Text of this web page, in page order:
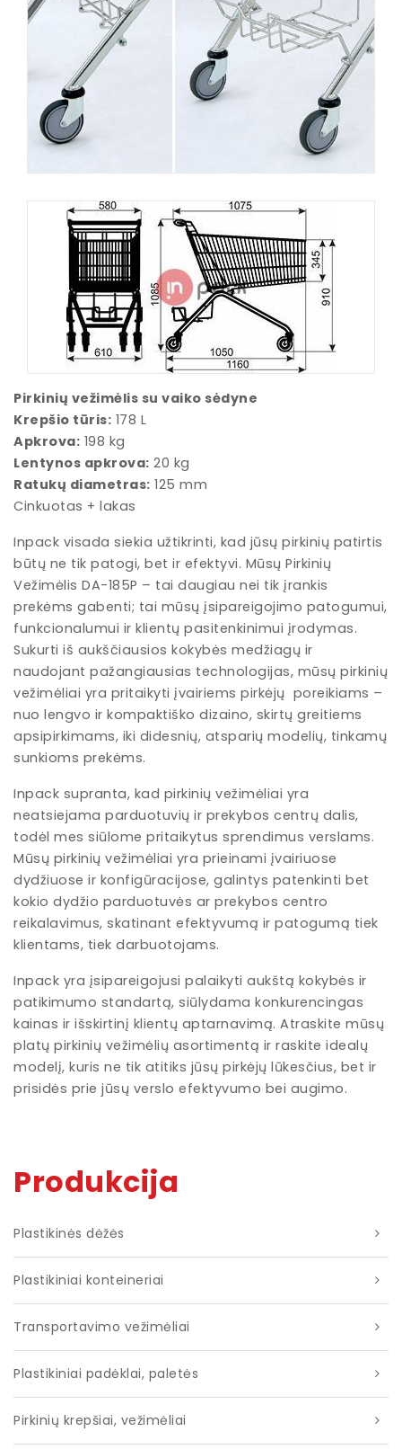
Pirkinių vežimėlis su vaiko sėdyne
Krepšio tūris: 178 L
Apkrova: 198 kg
Lentynos apkrova: 20 kg
Ratukų diametras: 125 mm
Cinkuotas + lakas
Inpack visada siekia užtikrinti, kad jūsų pirkinių patirtis
būtų ne tik patogi, bet ir efektyvi. Mūsų Pirkinių
Vežimėlis DA-185P – tai daugiau nei tik įrankis
prekėms gabenti; tai mūsų įsipareigojimo patogumui,
funkcionalumui ir klientų pasitenkinimui įrodymas.
Sukurti iš aukščiausios kokybės medžiagų ir
naudojant pažangiausias technologijas, mūsų pirkinių
vežimėliai yra pritaikyti įvairiems pirkėjų poreikiams –
nuo lengvo ir kompaktiško dizaino, skirtų greitiems
apsipirkimams, iki didesnių, atsparių modelių, tinkamų
sunkioms prekėms.
Inpack supranta, kad pirkinių vežimėliai yra
neatsiejama parduotuvių ir prekybos centrų dalis,
todėl mes siūlome pritaikytus sprendimus verslams.
Mūsų pirkinių vežimėliai yra prieinami įvairiuose
dydžiuose ir konfigūracijose, galintys patenkinti bet
kokio dydžio parduotuvės ar prekybos centro
reikalavimus, skatinant efektyvumą ir patogumą tiek
klientams, tiek darbuotojams.
Inpack yra įsipareigojusi palaikyti aukštą kokybės ir
patikimumo standartą, siūlydama konkurencingas
kainas ir išskirtinį klientų aptarnavimą. Atraskite mūsų
platų pirkinių vežimėlių asortimentą ir raskite idealų
modelį, kuris ne tik atitiks jūsų pirkėjų lūkesčius, bet ir
prisidės prie jūsų verslo efektyvumo bei augimo.
Produkcija
Plastikinės dėžės
Plastikiniai konteineriai
Transportavimo vežimėliai
Plastikiniai padėklai, paletės
Pirkinių krepšiai, vežimėliai